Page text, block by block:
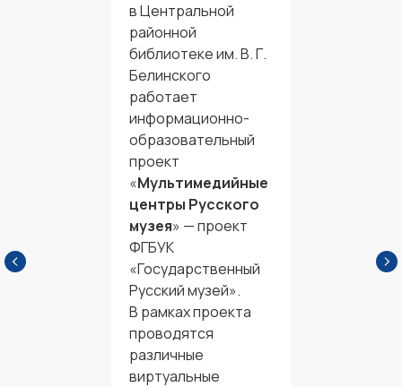
в Центральной
районной
библиотеке им. В. Г.
Белинского
работает
информационно-
образовательный
проект
«Мультимедийные
центры Русского
музея» — проект
ФГБУК
«Государственный
Русский музей».
В рамках проекта
проводятся
различные
виртуальные